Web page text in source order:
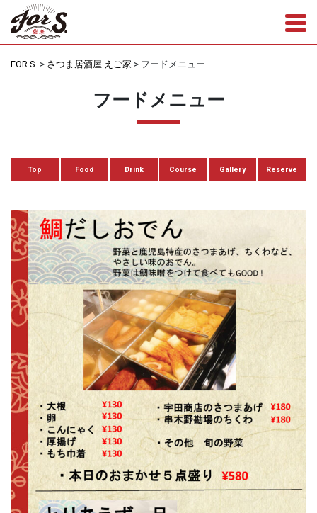
FOR S. > さつま居酒屋 えご家 > フードメニュー
フードメニュー
Top Food Drink Course Gallery Reserve